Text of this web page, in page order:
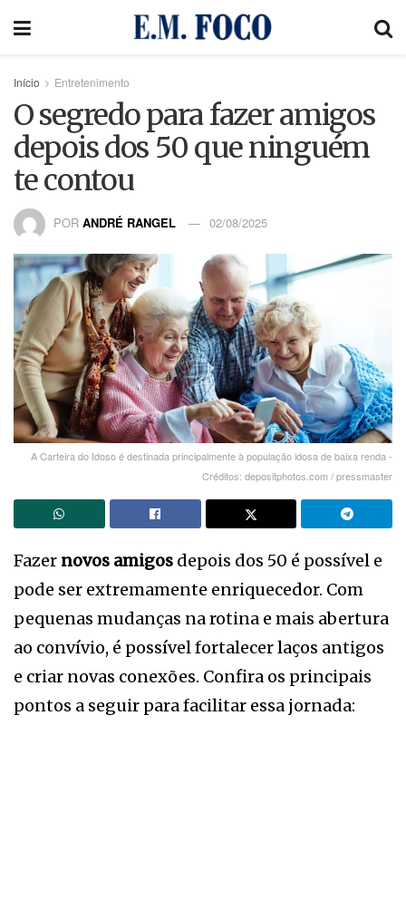
Início Entretenimento
O segredo para fazer amigos
depois dos 50 que ninguém
te contou
POR ANDRÉ RANGEL 02/08/2025
A Carteira do Idoso é destinada principalmente à população idosa de baixa renda -
Créditos: depositphotos.com / pressmaster
Fazer novos amigos depois dos 50 é possível e
pode ser extremamente enriquecedor. Com
pequenas mudanças na rotina e mais abertura
ao convívio, é possível fortalecer laços antigos
e criar novas conexões. Confira os principais
pontos a seguir para facilitar essa jornada: